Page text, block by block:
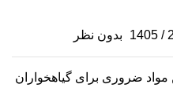
بدون نظر
مواد ضروری برای گیاهخواران